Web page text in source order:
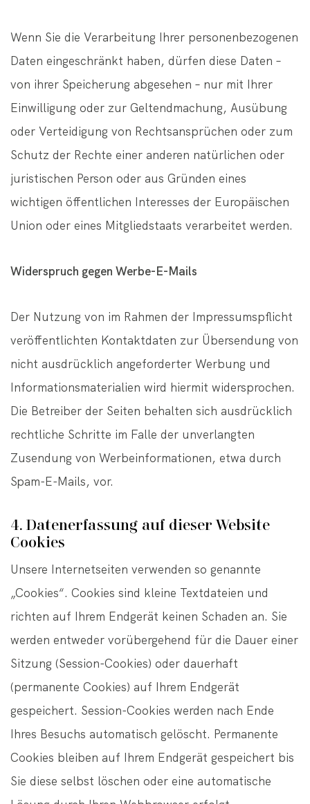
Wenn Sie die Verarbeitung Ihrer personenbezogenen
Daten eingeschränkt haben, dürfen diese Daten –
von ihrer Speicherung abgesehen – nur mit Ihrer
Einwilligung oder zur Geltendmachung, Ausübung
oder Verteidigung von Rechtsansprüchen oder zum
Schutz der Rechte einer anderen natürlichen oder
juristischen Person oder aus Gründen eines
wichtigen öffentlichen Interesses der Europäischen
Union oder eines Mitgliedstaats verarbeitet werden.
Widerspruch gegen Werbe-E-Mails
Der Nutzung von im Rahmen der Impressumspflicht
veröffentlichten Kontaktdaten zur Übersendung von
nicht ausdrücklich angeforderter Werbung und
Informationsmaterialien wird hiermit widersprochen.
Die Betreiber der Seiten behalten sich ausdrücklich
rechtliche Schritte im Falle der unverlangten
Zusendung von Werbeinformationen, etwa durch
Spam-E-Mails, vor.
4. Datenerfassung auf dieser Website
Cookies
Unsere Internetseiten verwenden so genannte
„Cookies“. Cookies sind kleine Textdateien und
richten auf Ihrem Endgerät keinen Schaden an. Sie
werden entweder vorübergehend für die Dauer einer
Sitzung (Session-Cookies) oder dauerhaft
(permanente Cookies) auf Ihrem Endgerät
gespeichert. Session-Cookies werden nach Ende
Ihres Besuchs automatisch gelöscht. Permanente
Cookies bleiben auf Ihrem Endgerät gespeichert bis
Sie diese selbst löschen oder eine automatische